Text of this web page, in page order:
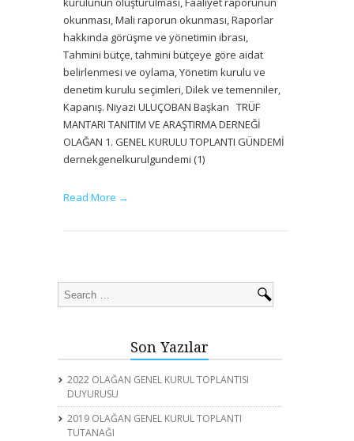
okunması, Mali raporun okunması, Raporlar
hakkında görüşme ve yönetimin ibrası,
Tahmini bütçe, tahmini bütçeye göre aidat
belirlenmesi ve oylama, Yönetim kurulu ve
denetim kurulu seçimleri, Dilek ve temenniler,
Kapanış. Niyazi ULUÇOBAN Başkan TRÜF
MANTARI TANITIM VE ARAŞTIRMA DERNEĞİ
OLAĞAN 1. GENEL KURULU TOPLANTI GÜNDEMİ
dernekgenelkurulgundemi (1)
Read More →
Son Yazılar
2022 OLAĞAN GENEL KURUL TOPLANTISI
DUYURUSU
2019 OLAĞAN GENEL KURUL TOPLANTI
TUTANAĞI